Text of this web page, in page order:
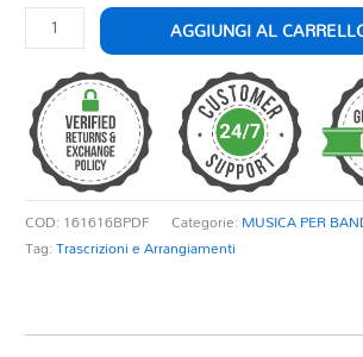
PRIMA
SUITE
SWING
quantità
AGGIUNGI AL
COD: 161616BPDF Categorie: MUSICA PER
Tag:Trascrizioni e Arrangiamenti